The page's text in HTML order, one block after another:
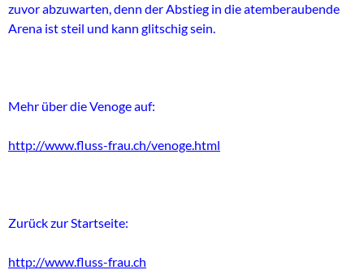
zuvor abzuwarten, denn der Abstieg in die atemberaubende
Arena ist steil und kann glitschig sein.
Mehr über die Venoge auf:
http://www.fluss-frau.ch/venoge.html
Zurück zur Startseite:
http://www.fluss-frau.ch